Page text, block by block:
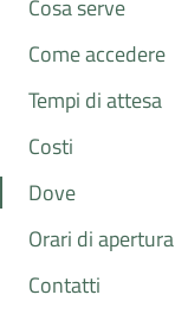
Cosa serve
Come accedere
Tempi di attesa
Costi
Dove
Orari di apertura
Contatti